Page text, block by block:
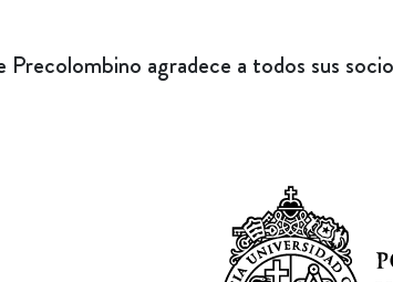
agradece a todos sus